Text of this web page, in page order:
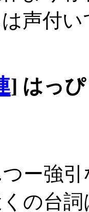
声付
] はっ
ー強
の台